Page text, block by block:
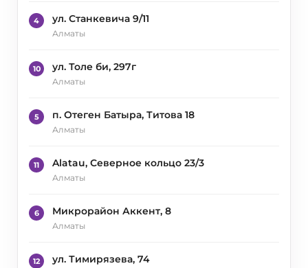
4 ул. Станкевича 9/11
Алматы
10 ул. Толе би, 297г
Алматы
5 п. Отеген Батыра, Титова 18
Алматы
11 Alatau, Северное кольцо 23/3
Алматы
6 Микрорайон Аккент, 8
Алматы
12 ул. Тимирязева, 74